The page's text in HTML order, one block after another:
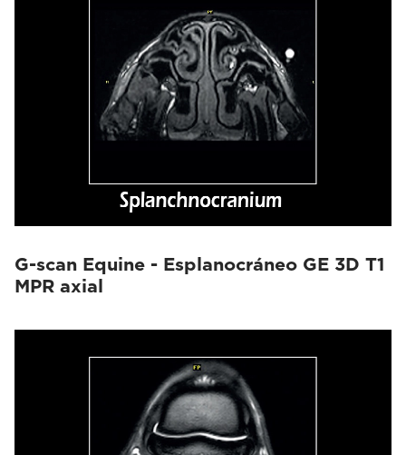
G-scan Equine - Esplanocráneo GE 3D T1
MPR axial